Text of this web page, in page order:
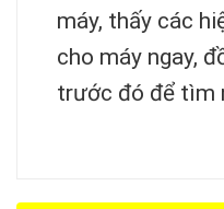
máy, thấy các
cho máy ngay,
trước đó để tìm